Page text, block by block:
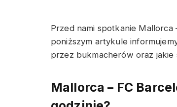
Przed nami spotkanie Mallorca
poniższym artykule
przez bukmacherów oraz
Mallorca – FC